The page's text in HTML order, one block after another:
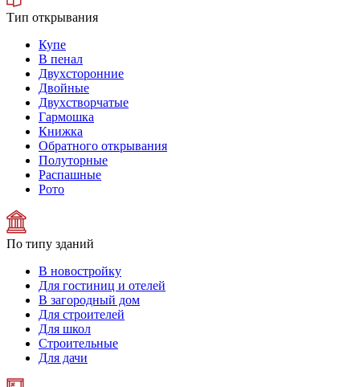
Тип открывания
Купе
В пенал
Двухсторонние
Двойные
Двухстворчатые
Гармошка
Книжка
Обратного открывания
Полуторные
Распашные
Рото
По типу зданий
В новостройку
Для гостиниц и отелей
В загородный дом
Для строителей
Для школ
Строительные
Для дачи